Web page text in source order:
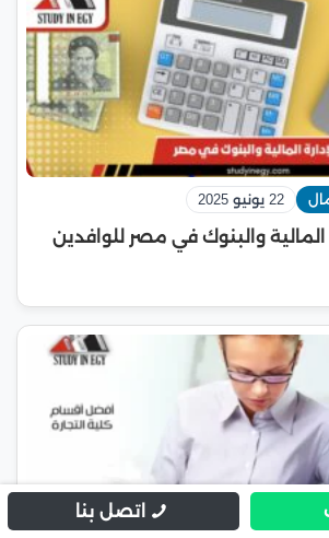
22 يونيو 2025
المالية والبنوك في مصر للوافدين
اتصل بنا